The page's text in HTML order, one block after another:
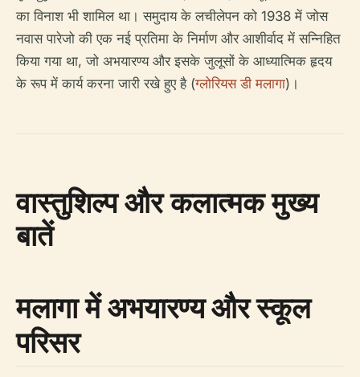
का विनाश भी शामिल था। समुदाय के लचीलेपन को 1938 में जोस
नवास पारेजो की एक नई प्रतिमा के निर्माण और आशीर्वाद में सन्निहित
किया गया था, जो अभयारण्य और इसके जुलूसों के आध्यात्मिक हृदय
के रूप में कार्य करना जारी रखे हुए है (ग्लोरियस डी मलागा)।
वास्तुशिल्प और कलात्मक मुख्य
बातें
मलागा में अभयारण्य और स्कूल
परिसर